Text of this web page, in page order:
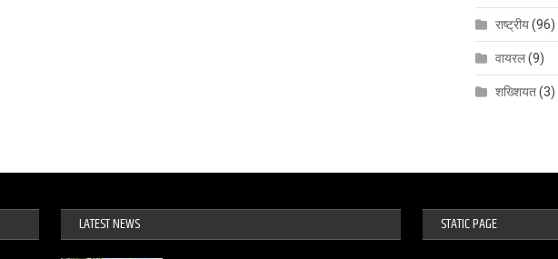
राष्ट्रीय(96)
वायरल(9)
शख्शियत(3)
LATEST NEWS STATIC PAGE